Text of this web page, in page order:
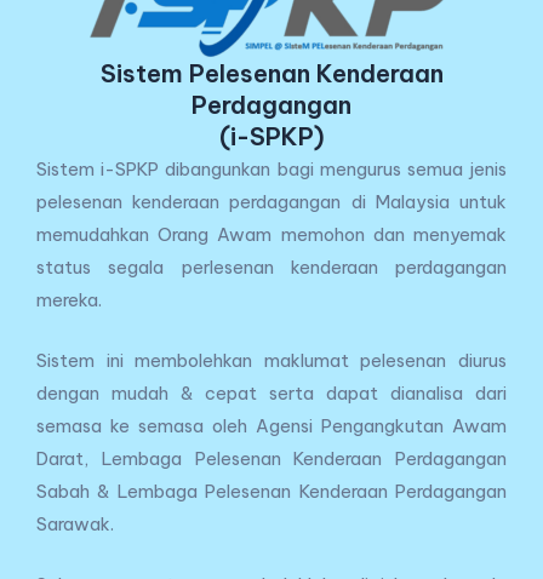
Sistem Pelesenan Kenderaan
Perdagangan
(i-SPKP)
Sistem i-SPKP dibangunkan bagi mengurus semua jenis
pelesenan kenderaan perdagangan di Malaysia untuk
memudahkan Orang Awam memohon dan menyemak
status segala perlesenan kenderaan perdagangan
mereka.
Sistem ini membolehkan maklumat pelesenan diurus
dengan mudah & cepat serta dapat dianalisa dari
semasa ke semasa oleh Agensi Pengangkutan Awam
Darat, Lembaga Pelesenan Kenderaan Perdagangan
Sabah & Lembaga Pelesenan Kenderaan Perdagangan
Sarawak.